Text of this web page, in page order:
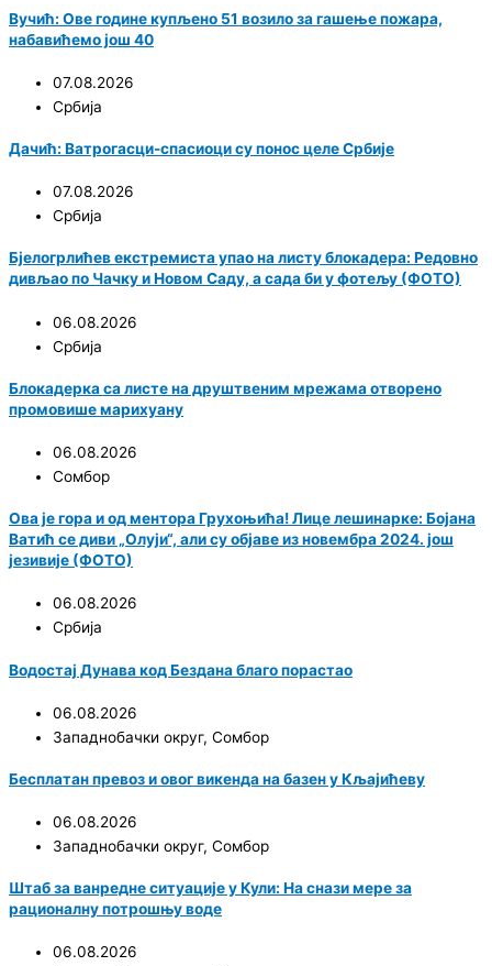
Вучић: Ове године купљено 51 возило за гашење пожара,
набавићемо још 40
07.08.2026
Србија
Дачић: Ватрогасци-спасиоци су понос целе Србије
07.08.2026
Србија
Бјелогрлићев екстремиста упао на листу блокадера: Редовно
дивљао по Чачку и Новом Саду, а сада би у фотељу (ФОТО)
06.08.2026
Србија
Блокадерка са листе на друштвеним мрежама отворено
промовише марихуану
06.08.2026
Сомбор
Ова је гора и од ментора Грухоњића! Лице лешинарке: Бојана
Ватић се диви „Олуји“, али су објаве из новембра 2024. још
језивије (ФОТО)
06.08.2026
Србија
Водостај Дунава код Бездана благо порастао
06.08.2026
Западнобачки округ, Сомбор
Бесплатан превоз и овог викенда на базен у Кљајићеву
06.08.2026
Западнобачки округ, Сомбор
Штаб за ванредне ситуације у Кули: На снази мере за
рационалну потрошњу воде
06.08.2026